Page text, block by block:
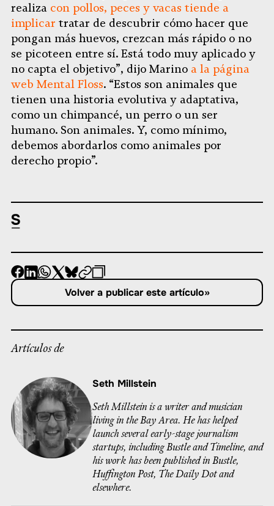
realiza con pollos, peces y vacas tiende a
implicar tratar de descubrir cómo hacer que
pongan más huevos, crezcan más rápido o no
se picoteen entre sí. Está todo muy aplicado y
no capta el objetivo”, dijo Marino a la página
web Mental Floss. “Estos son animales que
tienen una historia evolutiva y adaptativa,
como un chimpancé, un perro o un ser
humano. Son animales. Y, como mínimo,
debemos abordarlos como animales por
derecho propio”.
-
-
-
-
en
-
en
-
Copiar
Volver a publicar este artículo»
Artículos de
Seth Millstein
Seth Millstein is a writer and musician
living in the Bay Area. He has helped
launch several early-stage journalism
startups, including Bustle and Timeline, and
his work has been published in Bustle,
Huffington Post, The Daily Dot and
elsewhere.